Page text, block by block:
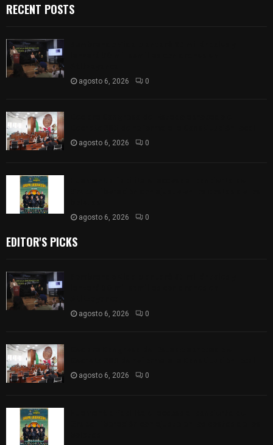
RECENT POSTS
agosto 6, 2026 0
agosto 6, 2026 0
agosto 6, 2026 0
EDITOR'S PICKS
agosto 6, 2026 0
agosto 6, 2026 0